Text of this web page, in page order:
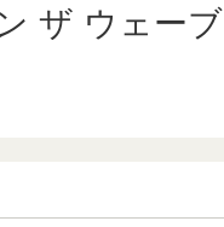
ザ ウェーブ